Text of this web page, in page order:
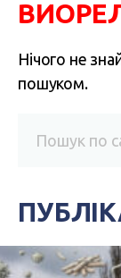
Нічого не
пошуком.